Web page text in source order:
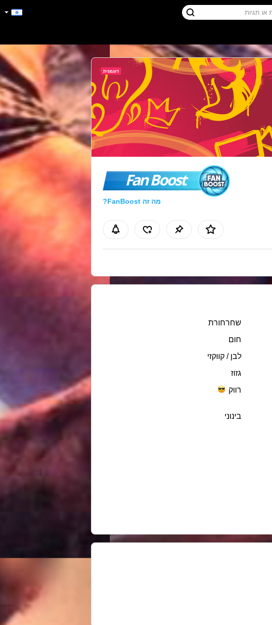
Fan Boost
מה זה FanBoost?
שחרחורת
חום
לבן / קווקזי
גזוז
רווק
בינוני